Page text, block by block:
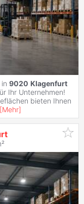
9020 Klagenfurt
Ihr Unternehmen!
bieten Ihnen
[Mehr]